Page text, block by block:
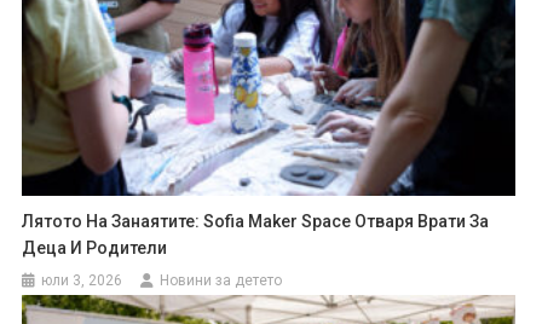
Лятото На Занаятите: Sofia Maker Space Отваря Врати За
Деца И Родители
юли 3, 2026 Новини за детето